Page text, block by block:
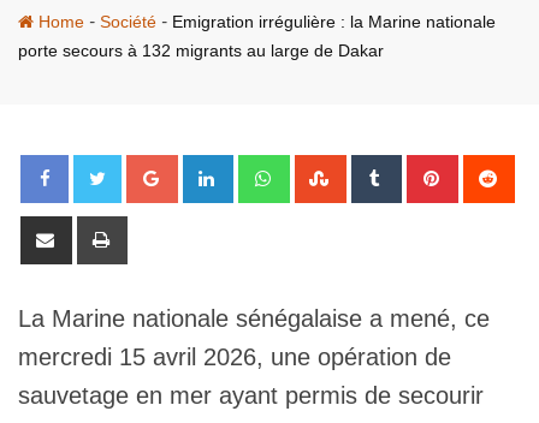
Home - Société - Emigration irrégulière : la Marine nationale
porte secours à 132 migrants au large de Dakar
Google+ LinkedIn WhatsappStumbleUpon
Tumblr Pinterest
Share
La Marine nationale sénégalaise a mené, ce
mercredi 15 avril 2026, une opération de
sauvetage en mer ayant permis de secourir